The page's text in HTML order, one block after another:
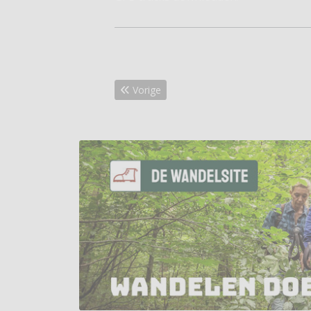
Vorig artikel: Verken Winterswijk te voet
Vorige